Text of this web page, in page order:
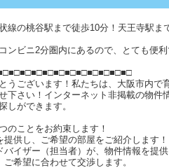
線の桃谷駅まで徒歩10分！天王寺駅ま
ンビニ2分圏内にあるので、とても便利
うございます！私たちは、大阪市内
下さい！インターネット非掲載の物
しができます。
のことをお約束します！
供し、ご希望の部屋をご紹介します！
イザー（担当者）が、物件情報を提供
希望に合わせて交渉します。